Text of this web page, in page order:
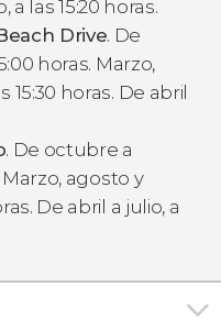
a las 15:20 horas.
Drive. De
horas. Marzo,
horas. De abril
. De octubre a
agosto y
De abril a julio, a